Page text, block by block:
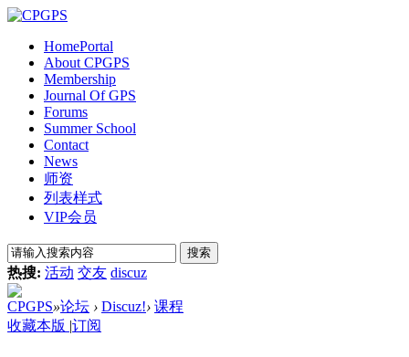
HomePortal
About CPGPS
Membership
Journal Of GPS
Forums
Summer School
Contact
News
师资
列表样式
VIP会员
搜索
热搜: 活动 交友 discuz
CPGPS»论坛 › Discuz!› 课程
收藏本版 |订阅